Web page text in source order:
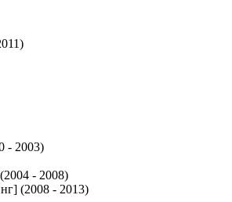
- 2003)
- 2008)
(2008 - 2013)